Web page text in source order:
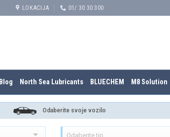
LOKACIJA 01/ 30 30 300
Blog North Sea Lubricants BLUECHEM M8 Solution
Odaberite svoje vozilo